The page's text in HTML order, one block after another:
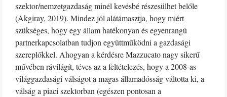
szektor/nemzetgazdaság minél kevésbé részesülhet belőle
(Akgiray, 2019). Mindez jól alátámasztja, hogy miért
szükséges, hogy egy állam hatékonyan és egyenrangú
partnerkapcsolatban tudjon együttműködni a gazdasági
szereplőkkel. Ahogyan a kérdésre Mazzucato nagy sikerű
művében rávilágít, téves az a feltételezés, hogy a 2008-as
világgazdasági válságot a magas államadósság váltotta ki, a
válság a piaci szektorban (egészen pontosan a